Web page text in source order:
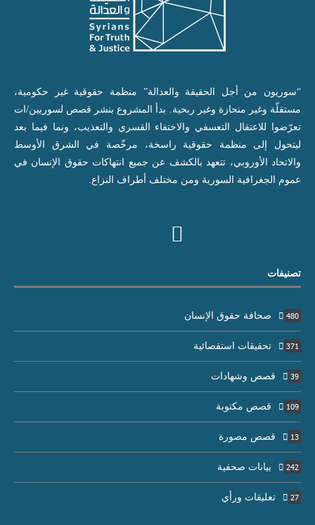
“سوريون من أجل الحقيقة والعدالة” منظمة حقوقية غير حكومية،
مستقلّة وغير منحازة وغير ربحية. بدأ المشروع بنشر قصص لسوريين/ات
تعرّضوا للاعتقال التعسفي والاختفاء القسري والتعذيب، ونما فيما بعد
ليتحول إلى منظمة حقوقية راسخة، مرخّصة في الشرق الأوسط
والاتحاد الأوروبي، تتعهد بالكشف عن جميع انتهاكات حقوق الإنسان في
عموم الجغرافية السورية ومن مختلف أطراف النزاع.
تصنيفات
صحافة حقوق الإنسان 480
تحقيقات استقصائية 371
قصص وشهادات 39
قصص مكتوبة 109
قصص مصورة 13
بيانات صحفية 242
تعليقات ورأي 27